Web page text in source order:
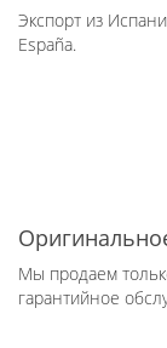
Экспорт из
España.
Мы продаем
гарантийное